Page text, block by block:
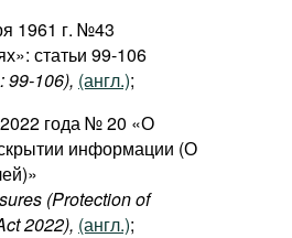
1961 г. №43
статьи 99-106
99-106), (англ.);
года № 20 «О
информации (О
(Protection of
2022), (англ.);